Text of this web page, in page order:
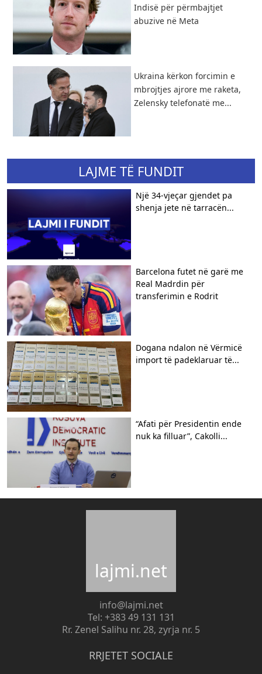
Indisë për përmbajtjet
abuzive në Meta
Ukraina kërkon forcimin e
mbrojtjes ajrore me raketa,
Zelensky telefonatë me...
LAJME TË FUNDIT
Një 34-vjeçar gjendet pa
shenja jete në tarracën...
Barcelona futet në garë me
Real Madrdin për
transferimin e Rodrit
Dogana ndalon në Vërmicë
import të padeklaruar të...
“Afati për Presidentin ende
nuk ka filluar”, Cakolli...
lajmi.net
info@lajmi.net
Tel: +383 49 131 131
Rr. Zenel Salihu nr. 28, zyrja nr. 5
RRJETET SOCIALE